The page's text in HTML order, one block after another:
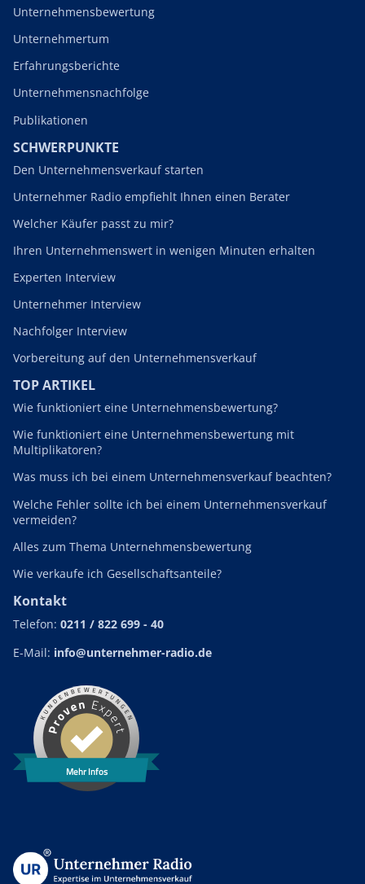
Unternehmensbewertung
Unternehmertum
Erfahrungsberichte
Unternehmensnachfolge
Publikationen
SCHWERPUNKTE
Den Unternehmensverkauf starten
Unternehmer Radio empfiehlt Ihnen einen Berater
Welcher Käufer passt zu mir?
Ihren Unternehmenswert in wenigen Minuten erhalten
Experten Interview
Unternehmer Interview
Nachfolger Interview
Vorbereitung auf den Unternehmensverkauf
TOP ARTIKEL
Wie funktioniert eine Unternehmensbewertung?
Wie funktioniert eine Unternehmensbewertung mit
Multiplikatoren?
Was muss ich bei einem Unternehmensverkauf beachten?
Welche Fehler sollte ich bei einem Unternehmensverkauf
vermeiden?
Alles zum Thema Unternehmensbewertung
Wie verkaufe ich Gesellschaftsanteile?
Kontakt
Telefon: 0211 / 822 699 - 40
E-Mail: info@unternehmer-radio.de
Mehr Infos